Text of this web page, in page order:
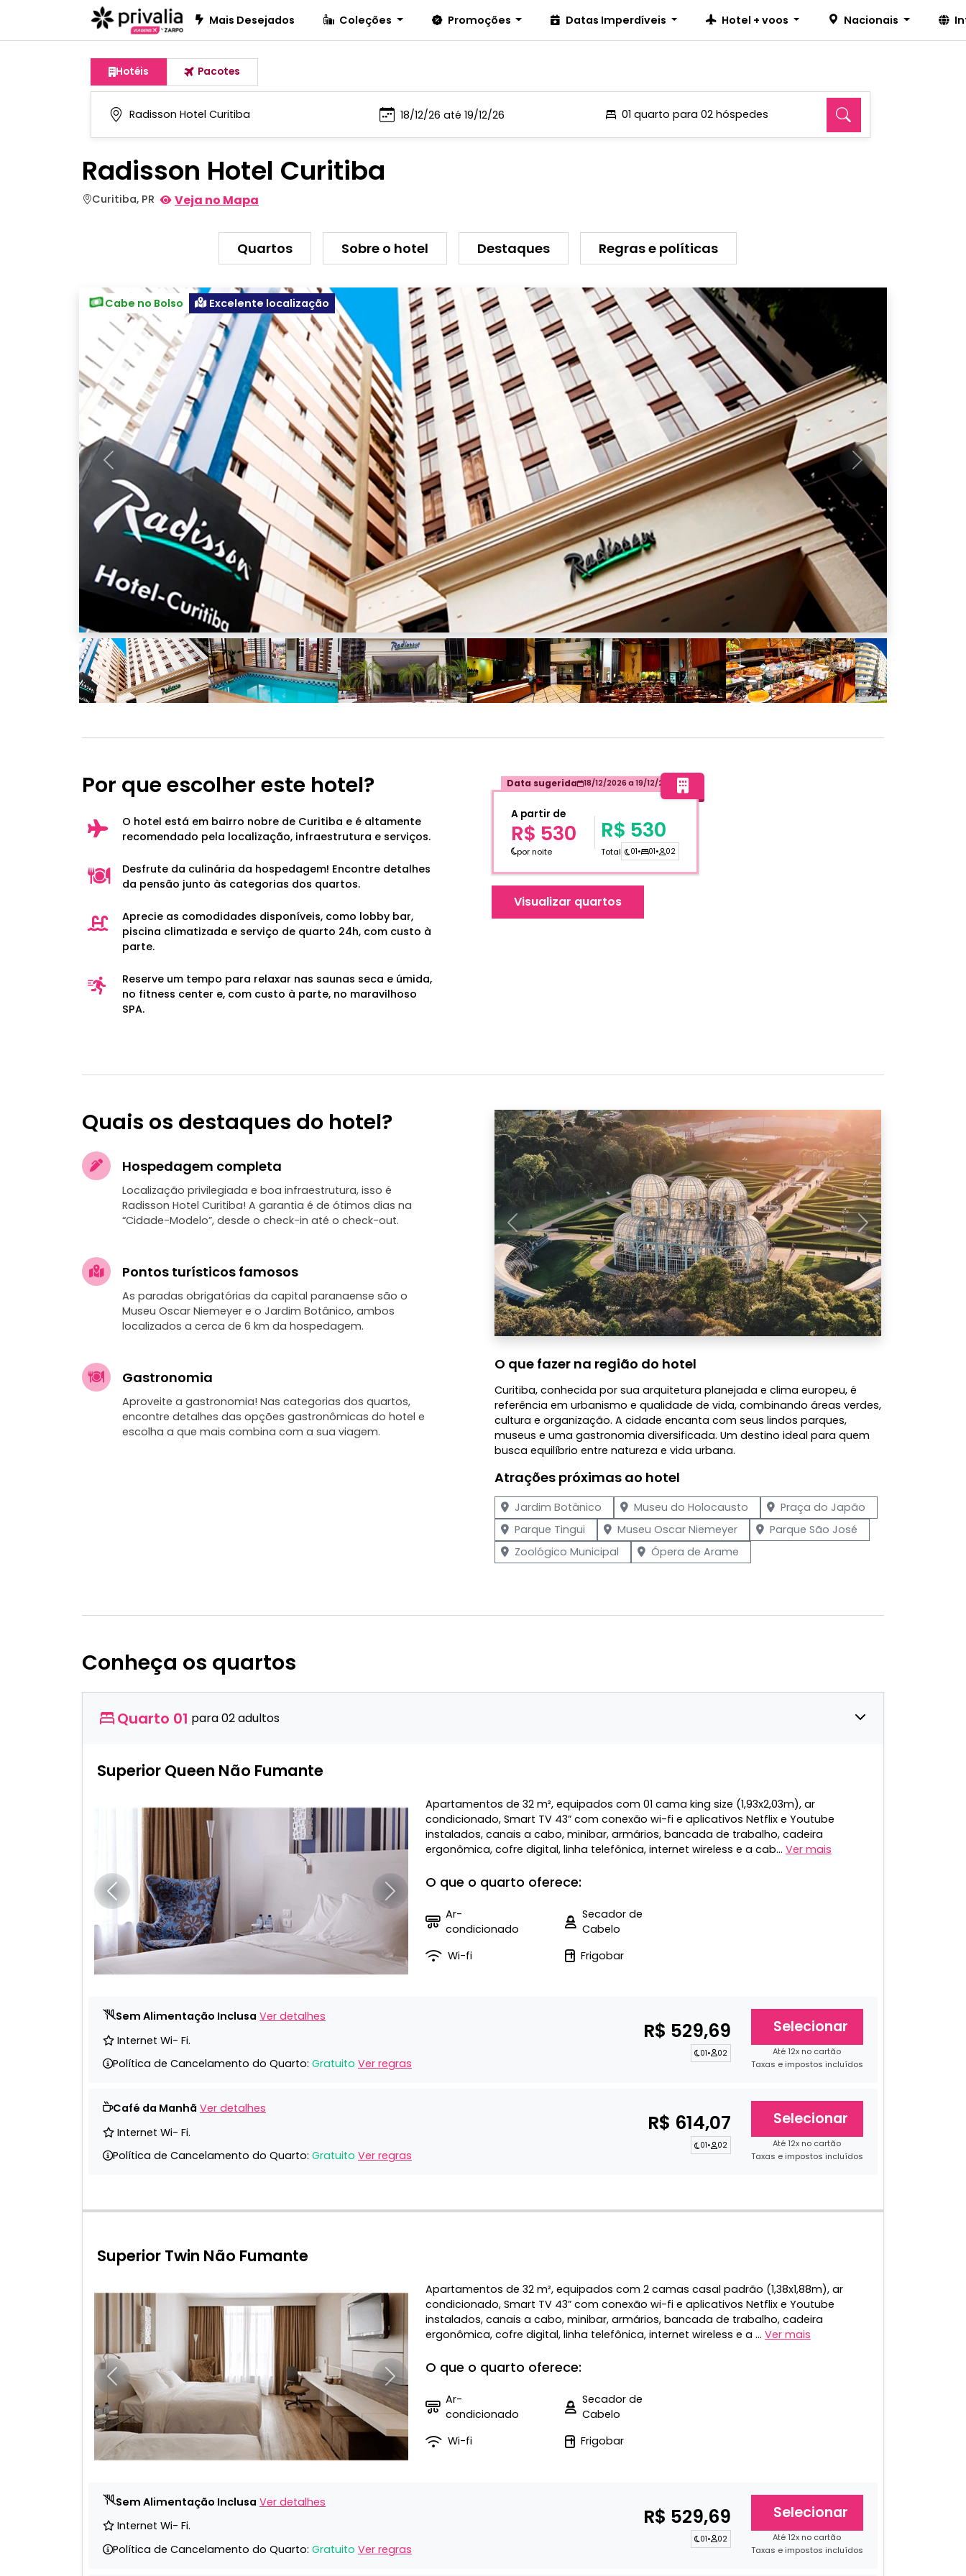
Mais Desejados Coleções Promoções Datas Imperdíveis Hotel + voos Nacionais
Hotéis Pacotes
01 quarto para 02 hóspedes
Radisson Hotel Curitiba
Curitiba, PR Veja no Mapa
Quartos Sobre o hotel Destaques Regras e políticas
Anterior Próximo
Cabe no Bolso Excelente localização
Por que escolher este hotel?
O hotel está em bairro nobre de Curitiba e é altamente
recomendado pela localização, infraestrutura e serviços.
Desfrute da culinária da hospedagem! Encontre detalhes
da pensão junto às categorias dos quartos.
Aprecie as comodidades disponíveis, como lobby bar,
piscina climatizada e serviço de quarto 24h, com custo à
parte.
Reserve um tempo para relaxar nas saunas seca e úmida,
no fitness center e, com custo à parte, no maravilhoso
SPA.
Data sugerida 18/12/2026 a 19/12/2026
A partir de
R$ 530
por noite
R$ 530
Total 01• 01• 02
Visualizar quartos
Quais os destaques do hotel?
Hospedagem completa
Localização privilegiada e boa infraestrutura, isso é
Radisson Hotel Curitiba! A garantia é de ótimos dias na
“Cidade-Modelo”, desde o check-in até o check-out.
Pontos turísticos famosos
As paradas obrigatórias da capital paranaense são o
Museu Oscar Niemeyer e o Jardim Botânico, ambos
localizados a cerca de 6 km da hospedagem.
Gastronomia
Aproveite a gastronomia! Nas categorias dos quartos,
encontre detalhes das opções gastronômicas do hotel e
escolha a que mais combina com a sua viagem.
O que fazer na região do hotel
Anterior Próximo
Curitiba, conhecida por sua arquitetura planejada e clima europeu, é
referência em urbanismo e qualidade de vida, combinando áreas verdes,
cultura e organização. A cidade encanta com seus lindos parques,
museus e uma gastronomia diversificada. Um destino ideal para quem
busca equilíbrio entre natureza e vida urbana.
Atrações próximas ao hotel
Jardim Botânico Museu do Holocausto
Praça do Japão
Parque Tingui
Museu Oscar Niemeyer
Parque São José
Zoológico Municipal
Ópera de Arame
Conheça os quartos
Quarto 01 para 02 adultos
Superior Queen Não Fumante
Anterior Próximo
Apartamentos de 32 m², equipados com 01 cama king size (1,93x2,03m), ar
condicionado, Smart TV 43” com conexão wi-fi e aplicativos Netflix e Youtube
instalados, canais a cabo, minibar, armários, bancada de trabalho, cadeira
ergonômica, cofre digital, linha telefônica, internet wireless e a cab... Ver mais
O que o quarto oferece:
Ar-
condicionado
Secador de
Cabelo
Wi-fi
Frigobar
Sem Alimentação Inclusa Ver detalhes
Internet Wi- Fi.
Política de Cancelamento do Quarto: Gratuito Ver regras
R$ 529,69
01• 02
Selecionar
Até 12x no cartão
Taxas e impostos incluídos
Café da Manhã Ver detalhes
Internet Wi- Fi.
Política de Cancelamento do Quarto: Gratuito Ver regras
R$ 614,07
01• 02
Selecionar
Até 12x no cartão
Taxas e impostos incluídos
Superior Twin Não Fumante
Anterior Próximo
Apartamentos de 32 m², equipados com 2 camas casal padrão (1,38x1,88m), ar
condicionado, Smart TV 43” com conexão wi-fi e aplicativos Netflix e Youtube
instalados, canais a cabo, minibar, armários, bancada de trabalho, cadeira
ergonômica, cofre digital, linha telefônica, internet wireless e a ... Ver mais
O que o quarto oferece:
Ar-
condicionado
Secador de
Cabelo
Wi-fi
Frigobar
Sem Alimentação Inclusa Ver detalhes
Internet Wi- Fi.
Política de Cancelamento do Quarto: Gratuito Ver regras
R$ 529,69
01• 02
Selecionar
Até 12x no cartão
Taxas e impostos incluídos